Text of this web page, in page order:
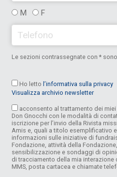
M F
Le sezioni contrassegnate con *
Ho letto l’informativa sulla privacy
Visualizza archivio newsletter
acconsento al trattamento dei
Don Gnocchi con le modalità di
iscrizione per l’invio della Rivista
Amis e, quali a titolo esemplificativo
informazioni sulle iniziative di
Fondazione, attività della
sensibilizzazione e sondaggi di
di tracciamento della mia interazione
MMS, posta cartacea e chiamate